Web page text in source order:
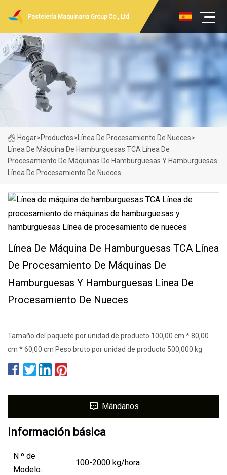
Pastelería Maquinaria Group Co., Ltd
Hogar>Productos> Línea De Procesamiento De Nueces>
Línea De Máquina De Hamburguesas TCA Línea De
Procesamiento De Máquinas De Hamburguesas Y Hamburguesas
Línea De Procesamiento De Nueces
Línea De Máquina De Hamburguesas TCA Línea
De Procesamiento De Máquinas De
Hamburguesas Y Hamburguesas Línea De
Procesamiento De Nueces
Tamaño del paquete por unidad de producto 100,00 cm * 80,00
cm * 60,00 cm Peso bruto por unidad de producto 500,000 kg
Mándanos
Información básica
N º de
Modelo.
100-2000 kg/hora